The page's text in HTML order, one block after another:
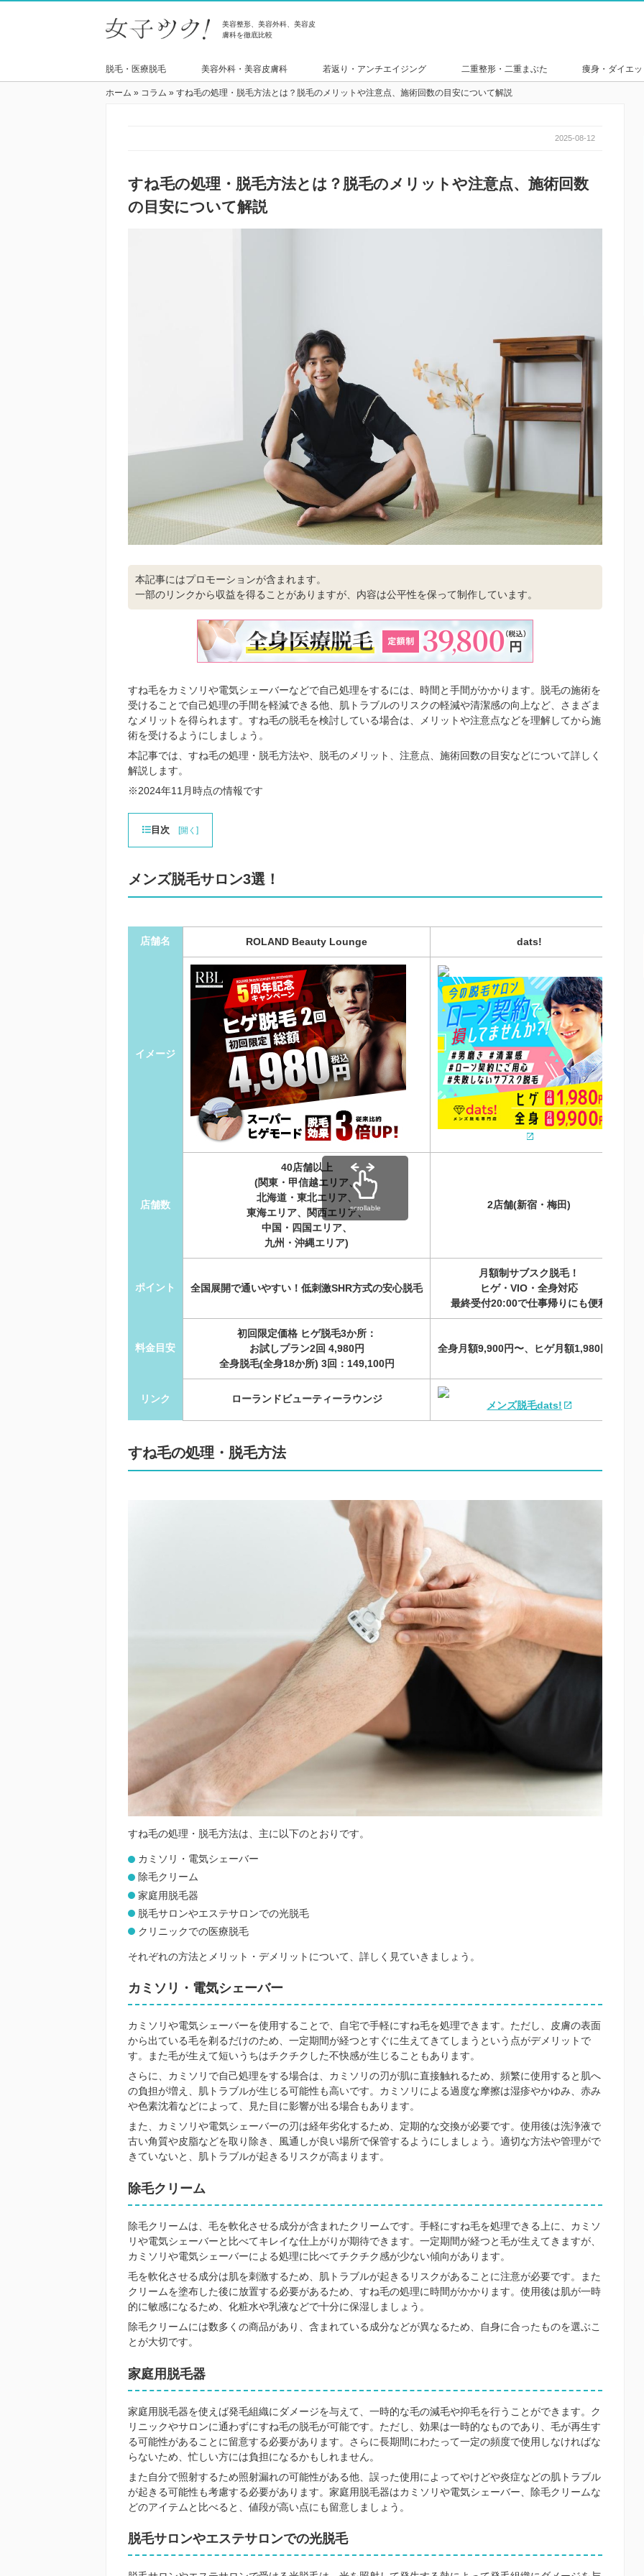
美容整形、美容外科、美容皮
膚科を徹底比較
脱毛・医療脱毛 美容外科・美容皮膚科 若返り・アンチエイジング 二重整形・二重まぶた 痩身・ダイエッ
ホーム » コラム » すね毛の処理・脱毛方法とは？脱毛のメリットや注意点、施術回数の目安について解説
2025-08-12
すね毛の処理・脱毛方法とは？脱毛のメリットや注意点、施術回数
の目安について解説
本記事にはプロモーションが含まれます。
一部のリンクから収益を得ることがありますが、内容は公平性を保って制作しています。
すね毛をカミソリや電気シェーバーなどで自己処理をするには、時間と手間がかかります。脱毛の施術を
受けることで自己処理の手間を軽減できる他、肌トラブルのリスクの軽減や清潔感の向上など、さまざま
なメリットを得られます。すね毛の脱毛を検討している場合は、メリットや注意点などを理解してから施
術を受けるようにしましょう。
本記事では、すね毛の処理・脱毛方法や、脱毛のメリット、注意点、施術回数の目安などについて詳しく
解説します。
※2024年11月時点の情報です
目次 [開く ]
メンズ脱毛サロン3選！
店舗名 ROLAND Beauty Lounge dats!
イメージ
店舗数
40店舗以上
(関東・甲信越エリア、
北海道・東北エリア、
東海エリア、関西エリア、
中国・四国エリア、
九州・沖縄エリア)
2店舗(新宿・梅田)
ポイント 全国展開で通いやすい！低刺激SHR方式の安心脱毛
月額制サブスク脱毛！
ヒゲ・VIO・全身対応
最終受付20:00で仕事帰りにも便利
料金目安
初回限定価格 ヒゲ脱毛3か所：
お試しプラン2回 4,980円
全身脱毛(全身18か所) 3回：149,100円
全身月額9,900円〜、ヒゲ月額1,980円〜
リンク ローランドビューティーラウンジ
メンズ脱毛dats!
scrollable
すね毛の処理・脱毛方法
すね毛の処理・脱毛方法は、主に以下のとおりです。
カミソリ・電気シェーバー
除毛クリーム
家庭用脱毛器
脱毛サロンやエステサロンでの光脱毛
クリニックでの医療脱毛
それぞれの方法とメリット・デメリットについて、詳しく見ていきましょう。
カミソリ・電気シェーバー
カミソリや電気シェーバーを使用することで、自宅で手軽にすね毛を処理できます。ただし、皮膚の表面
から出ている毛を剃るだけのため、一定期間が経つとすぐに生えてきてしまうという点がデメリットで
す。また毛が生えて短いうちはチクチクした不快感が生じることもあります。
さらに、カミソリで自己処理をする場合は、カミソリの刃が肌に直接触れるため、頻繁に使用すると肌へ
の負担が増え、肌トラブルが生じる可能性も高いです。カミソリによる過度な摩擦は湿疹やかゆみ、赤み
や色素沈着などによって、見た目に影響が出る場合もあります。
また、カミソリや電気シェーバーの刃は経年劣化するため、定期的な交換が必要です。使用後は洗浄液で
古い角質や皮脂などを取り除き、風通しが良い場所で保管するようにしましょう。適切な方法や管理がで
きていないと、肌トラブルが起きるリスクが高まります。
除毛クリーム
除毛クリームは、毛を軟化させる成分が含まれたクリームです。手軽にすね毛を処理できる上に、カミソ
リや電気シェーバーと比べてキレイな仕上がりが期待できます。一定期間が経つと毛が生えてきますが、
カミソリや電気シェーバーによる処理に比べてチクチク感が少ない傾向があります。
毛を軟化させる成分は肌を刺激するため、肌トラブルが起きるリスクがあることに注意が必要です。また
クリームを塗布した後に放置する必要があるため、すね毛の処理に時間がかかります。使用後は肌が一時
的に敏感になるため、化粧水や乳液などで十分に保湿しましょう。
除毛クリームには数多くの商品があり、含まれている成分などが異なるため、自身に合ったものを選ぶこ
とが大切です。
家庭用脱毛器
家庭用脱毛器を使えば発毛組織にダメージを与えて、一時的な毛の減毛や抑毛を行うことができます。ク
リニックやサロンに通わずにすね毛の脱毛が可能です。ただし、効果は一時的なものであり、毛が再生す
る可能性があることに留意する必要があります。さらに長期間にわたって一定の頻度で使用しなければな
らないため、忙しい方には負担になるかもしれません。
また自分で照射するため照射漏れの可能性がある他、誤った使用によってやけどや炎症などの肌トラブル
が起きる可能性も考慮する必要があります。家庭用脱毛器はカミソリや電気シェーバー、除毛クリームな
どのアイテムと比べると、値段が高い点にも留意しましょう。
脱毛サロンやエステサロンでの光脱毛